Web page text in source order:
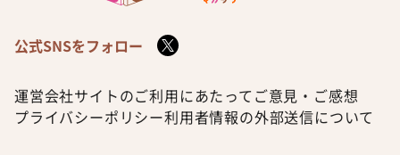
公式SNSをフォロー
運営会社サイトのご利用にあたって ご意見・ご感想
プライバシーポリシー利用者情報の外部送信について